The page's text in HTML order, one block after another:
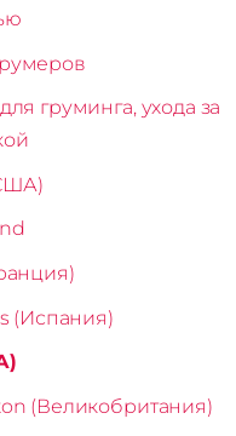
груминга, ухода за
(Испания)
(Великобритания)